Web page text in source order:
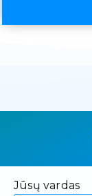
Jūsų vardas